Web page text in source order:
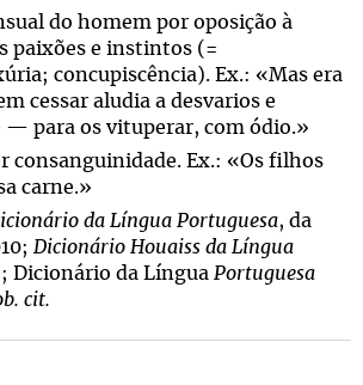
do homem por oposição à
paixões e instintos (=
concupiscência). Ex.: «Mas era
cessar aludia a desvarios e
— para os vituperar, com ódio.»
consanguinidade. Ex.: «Os filhos
carne.»
da Língua Portuguesa, da
Dicionário Houaiss da Língua
Dicionário da Língua Portuguesa
cit.